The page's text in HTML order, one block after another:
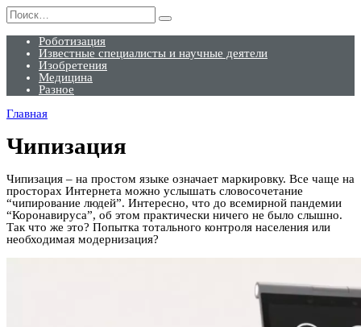
Перейти
к
содержанию
Search
for:
Роботизация
Известные специалисты и научные деятели
Изобретения
Медицина
Разное
Главная
Чипизация
Чипизация – на простом языке означает маркировку. Все чаще на
просторах Интернета можно услышать словосочетание
“чипирование людей”. Интересно, что до всемирной пандемии
“Коронавируса”, об этом практически ничего не было слышно.
Так что же это? Попытка тотального контроля населения или
необходимая модернизация?